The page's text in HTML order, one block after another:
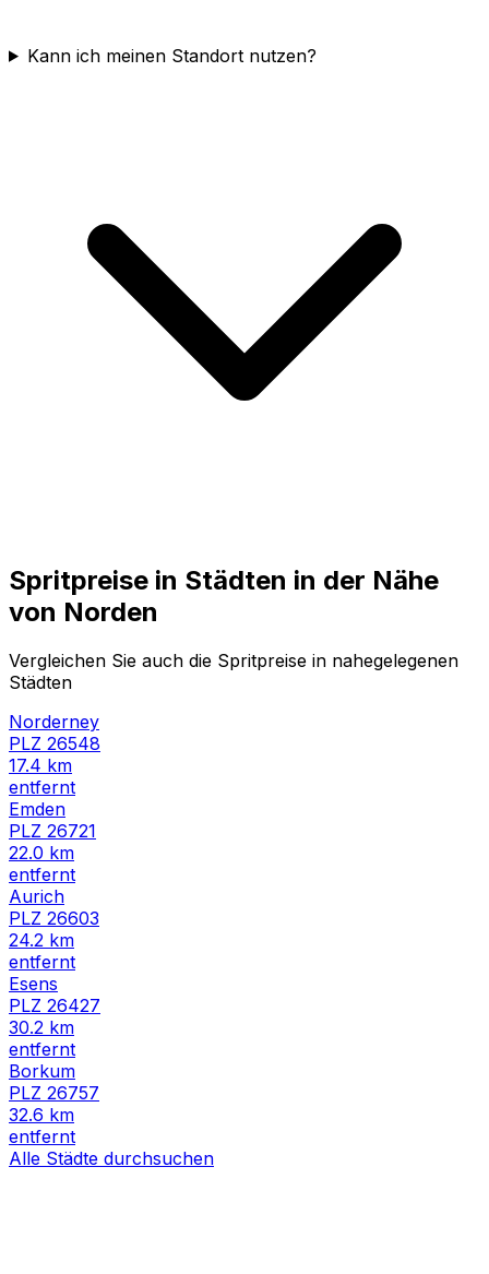
Kann ich meinen Standort nutzen?
Spritpreise in Städten in der Nähe
von Norden
Vergleichen Sie auch die Spritpreise in nahegelegenen
Städten
Norderney
PLZ 26548
17.4 km
entfernt
Emden
PLZ 26721
22.0 km
entfernt
Aurich
PLZ 26603
24.2 km
entfernt
Esens
PLZ 26427
30.2 km
entfernt
Borkum
PLZ 26757
32.6 km
entfernt
Alle Städte durchsuchen